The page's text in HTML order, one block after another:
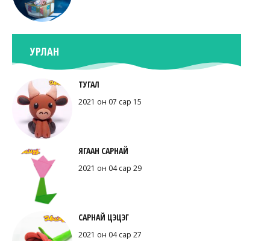
УРЛАН
ТУГАЛ
2021 он 07 сар 15
ЯГААН САРНАЙ
2021 он 04 сар 29
САРНАЙ ЦЭЦЭГ
2021 он 04 сар 27